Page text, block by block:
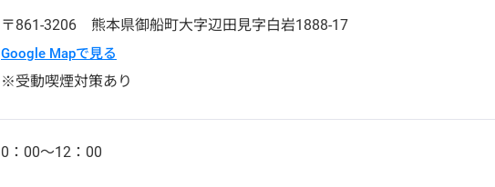
〒861-3206 熊本県御船町大字辺田見字白岩1888-17
Google Mapで見る
※受動喫煙対策あり
0：00～12：00